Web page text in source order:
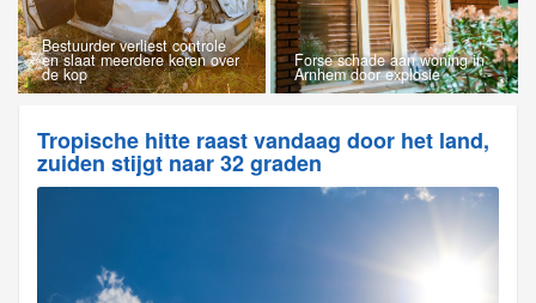
Bestuurder verliest controle
en slaat meerdere keren over
de kop
Forse schade aan woning in
Arnhem door explosie
Tropische hitte raast vandaag door het land,
zuiden stijgt naar 32 graden